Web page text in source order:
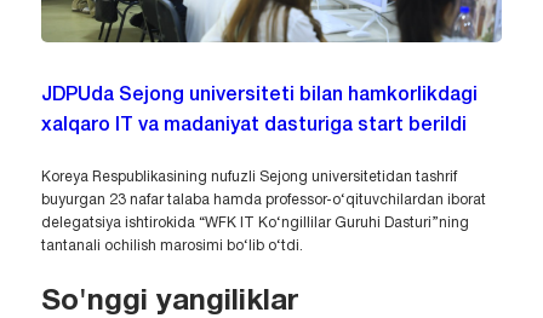
JDPUda Sejong universiteti bilan hamkorlikdagi
xalqaro IT va madaniyat dasturiga start berildi
Koreya Respublikasining nufuzli Sejong universitetidan tashrif
buyurgan 23 nafar talaba hamda professor-o‘qituvchilardan iborat
delegatsiya ishtirokida “WFK IT Ko‘ngillilar Guruhi Dasturi”ning
tantanali ochilish marosimi bo‘lib o‘tdi.
So'nggi yangiliklar